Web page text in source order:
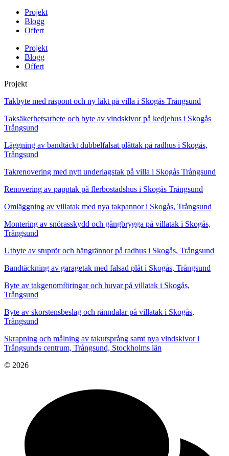
Projekt
Blogg
Offert
Projekt
Blogg
Offert
Projekt
Takbyte med råspont och ny läkt på villa i Skogås Trångsund
Taksäkerhetsarbete och byte av vindskivor på kedjehus i Skogås
Trångsund
Läggning av bandtäckt dubbelfalsat plåttak på radhus i Skogås,
Trångsund
Takrenovering med nytt underlagstak på villa i Skogås Trångsund
Renovering av papptak på flerbostadshus i Skogås Trångsund
Omläggning av villatak med nya takpannor i Skogås, Trångsund
Montering av snörasskydd och gångbrygga på villatak i Skogås,
Trångsund
Utbyte av stuprör och hängrännor på radhus i Skogås, Trångsund
Bandtäckning av garagetak med falsad plåt i Skogås, Trångsund
Byte av takgenomföringar och huvar på villatak i Skogås,
Trångsund
Byte av skorstensbeslag och ränndalar på villatak i Skogås,
Trångsund
Skrapning och målning av takutsprång samt nya vindskivor i
Trångsunds centrum, Trångsund, Stockholms län
© 2026